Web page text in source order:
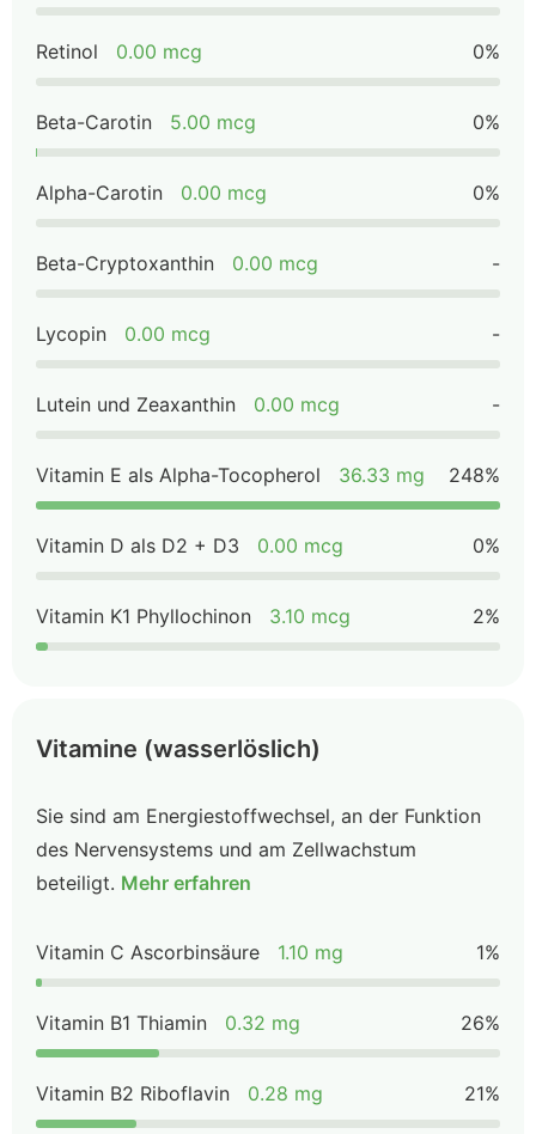
Retinol 0.00 mcg 0%
Beta-Carotin 5.00 mcg 0%
Alpha-Carotin 0.00 mcg 0%
Beta-Cryptoxanthin 0.00 mcg -
Lycopin 0.00 mcg -
Lutein und Zeaxanthin 0.00 mcg -
Vitamin E als Alpha-Tocopherol 36.33 mg 248%
Vitamin D als D2 + D3 0.00 mcg 0%
Vitamin K1 Phyllochinon 3.10 mcg 2%
Vitamine (wasserlöslich)
Sie sind am Energiestoffwechsel, an der Funktion
des Nervensystems und am Zellwachstum
beteiligt. Mehr erfahren
Vitamin C Ascorbinsäure 1.10 mg 1%
Vitamin B1 Thiamin 0.32 mg 26%
Vitamin B2 Riboflavin 0.28 mg 21%